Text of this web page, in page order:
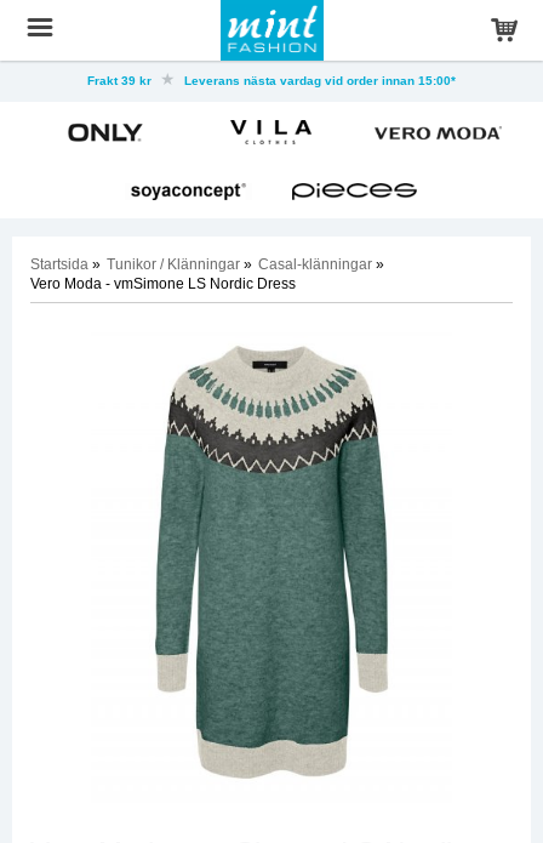
Frakt 39 kr Leverans nästa vardag vid order innan 15:00*
Startsida » Tunikor / Klänningar » Casal-klänningar »
Vero Moda - vmSimone LS Nordic Dress